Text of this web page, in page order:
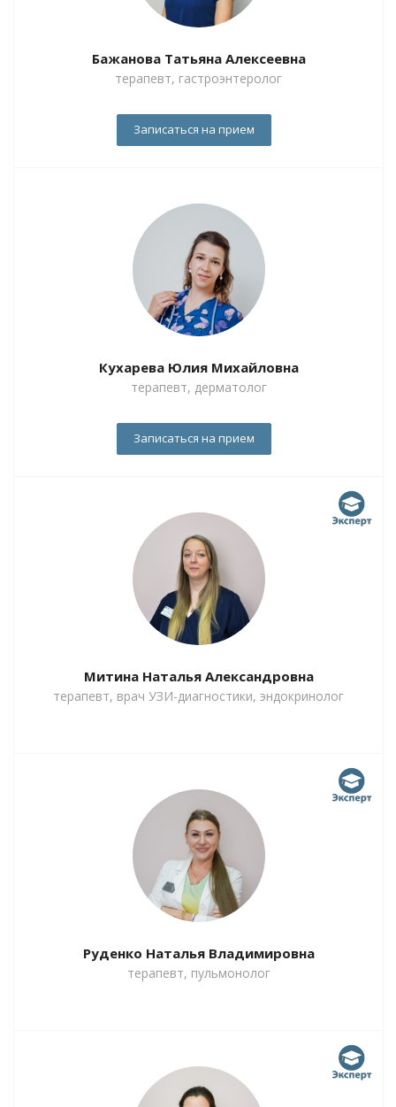
Бажанова Татьяна Алексеевна
терапевт, гастроэнтеролог
Записаться на прием
Кухарева Юлия Михайловна
терапевт, дерматолог
Записаться на прием
Митина Наталья Александровна
терапевт, врач УЗИ-диагностики, эндокринолог
Руденко Наталья Владимировна
терапевт, пульмонолог